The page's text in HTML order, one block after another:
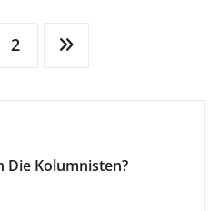
2
Die Kolumnisten?